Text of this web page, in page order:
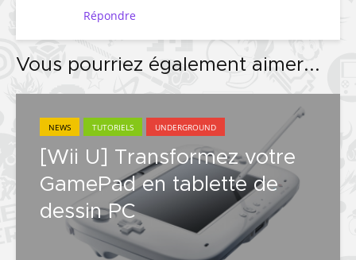
Répondre
Vous pourriez également aimer...
NEWS TUTORIELS UNDERGROUND
[Wii U] Transformez votre
GamePad en tablette de
dessin PC